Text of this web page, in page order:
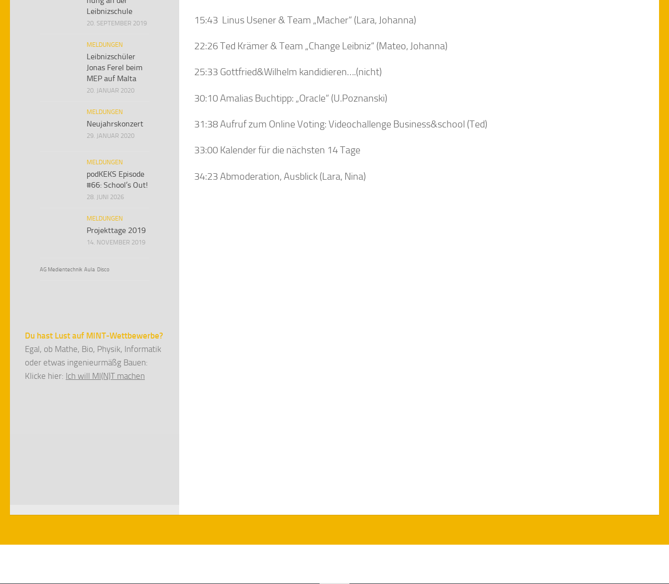
15:43 Linus Usener & Team „Macher“ (Lara, Johanna)
22:26 Ted Krämer & Team „Change Leibniz“ (Mateo, Johanna)
25:33 Gottfried&Wilhelm kandidieren….(nicht)
30:10 Amalias Buchtipp: „Oracle“ (U.Poznanski)
31:38 Aufruf zum Online Voting: Videochallenge Business&school (Ted)
33:00 Kalender für die nächsten 14 Tage
34:23 Abmoderation, Ausblick (Lara, Nina)
Leibnizschule
20. SEPTEMBER 2019
MELDUNGEN
Leibnizschüler
Jonas Ferel beim
MEP auf Malta
20. JANUAR 2020
MELDUNGEN
Neujahrskonzert
29. JANUAR 2020
MELDUNGEN
podKEKS Episode
#66: School’s Out!
28. JUNI 2026
MELDUNGEN
Projekttage 2019
14. NOVEMBER 2019
AG Medientechnik Aula Disco
Du hast Lust auf MINT-Wettbewerbe?
Egal, ob Mathe, Bio, Physik, Informatik
oder etwas ingenieurmäßg Bauen:
Klicke hier: Ich will MI(N)T machen